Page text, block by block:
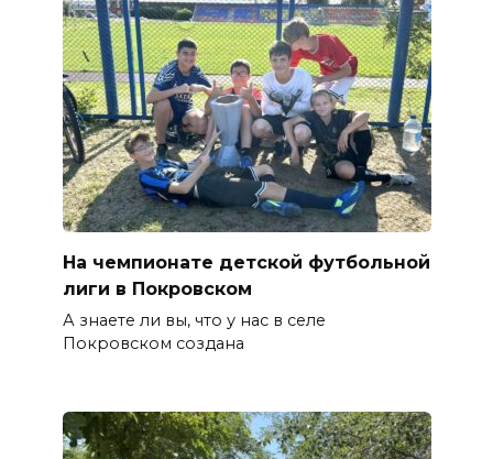
На чемпионате детской футбольной
лиги в Покровском
А знаете ли вы, что у нас в селе
Покровском создана